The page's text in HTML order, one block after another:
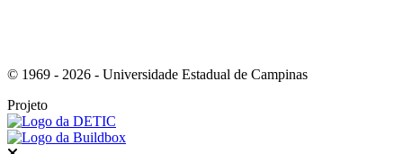
© 1969 - 2026 - Universidade Estadual de Campinas
Projeto